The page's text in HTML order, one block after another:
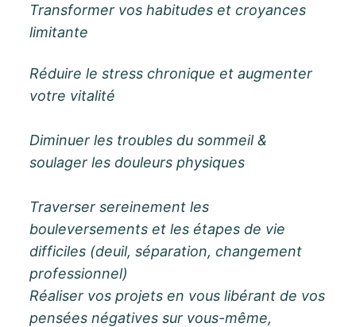
Transformer vos habitudes et croyances
limitante
Réduire le stress chronique et augmenter
votre vitalité
Diminuer les troubles du sommeil &
soulager les douleurs physiques
Traverser sereinement les
bouleversements et les étapes de vie
difficiles (deuil, séparation, changement
professionnel)
Réaliser vos projets en vous libérant de vos
pensées négatives sur vous-même,